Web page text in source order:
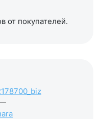
от покупателей.